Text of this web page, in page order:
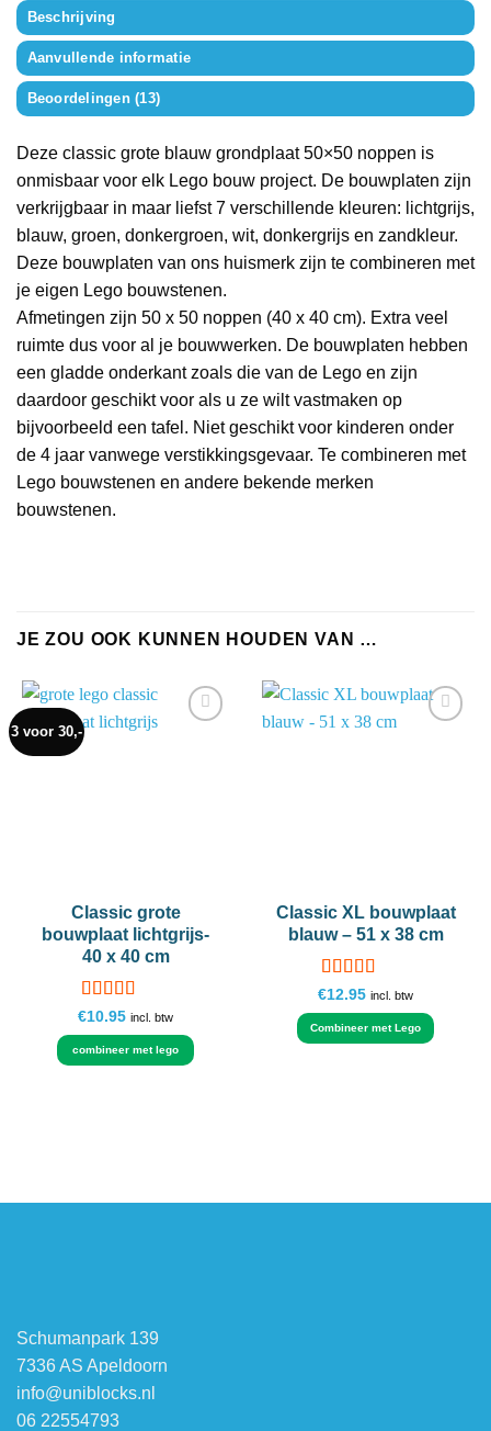
Beschrijving
Aanvullende informatie
Beoordelingen (13)
Deze classic grote blauw grondplaat 50×50 noppen is
onmisbaar voor elk Lego bouw project. De bouwplaten zijn
verkrijgbaar in maar liefst 7 verschillende kleuren: lichtgrijs,
blauw, groen, donkergroen, wit, donkergrijs en zandkleur.
Deze bouwplaten van ons huismerk zijn te combineren met
je eigen Lego bouwstenen.
Afmetingen zijn 50 x 50 noppen (40 x 40 cm). Extra veel
ruimte dus voor al je bouwwerken. De bouwplaten hebben
een gladde onderkant zoals die van de Lego en zijn
daardoor geschikt voor als u ze wilt vastmaken op
bijvoorbeeld een tafel. Niet geschikt voor kinderen onder
de 4 jaar vanwege verstikkingsgevaar. Te combineren met
Lego bouwstenen en andere bekende merken
bouwstenen.
JE ZOU OOK KUNNEN HOUDEN VAN …
3 voor 30,-
Classic grote
bouwplaat lichtgrijs-
40 x 40 cm
Gewaardeerd
4.87uit 5
€10.95 incl. btw
combineer met lego
Classic XL bouwplaat
blauw – 51 x 38 cm
Gewaardeerd
5uit 5
€12.95 incl. btw
Combineer met Lego
Schumanpark 139
7336 AS Apeldoorn
info@uniblocks.nl
06 22554793